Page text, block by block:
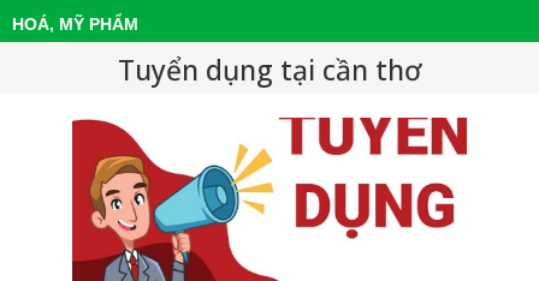
HOÁ, MỸ PHẨM
Tuyển dụng tại cần thơ